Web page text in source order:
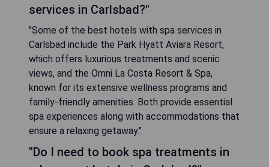
services in Carlsbad?"
"Some of the best hotels with spa services in
Carlsbad include the Park Hyatt Aviara Resort,
which offers luxurious treatments and scenic
views, and the Omni La Costa Resort & Spa,
known for its extensive wellness programs and
family-friendly amenities. Both provide essential
spa experiences along with accommodations that
ensure a relaxing getaway."
"Do I need to book spa treatments in